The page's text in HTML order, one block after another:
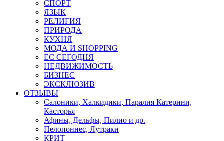
СПОРТ
ЯЗЫК
РЕЛИГИЯ
ПРИРОДА
КУХНЯ
МОДА И SHOPPING
ЕС СЕГОДНЯ
НЕДВИЖИМОСТЬ
БИЗНЕС
ЭКСКЛЮЗИВ
ОТЗЫВЫ
Салоники, Халкидики, Паралия Катерини,
Касторья
Афины, Дельфы, Пилио и др.
Пелопоннес, Лутраки
КРИТ